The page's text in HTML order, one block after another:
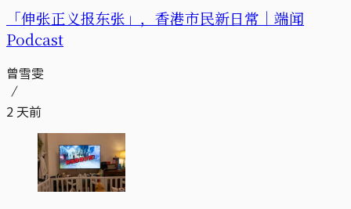
「伸张正义报东张」，香港市民新日常｜端闻
Podcast
曾雪雯
2 天前